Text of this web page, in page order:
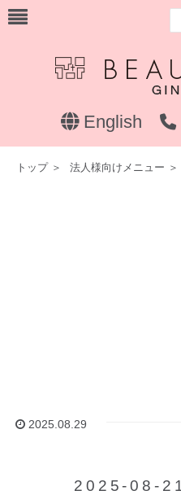
English
トップ＞ 法人様向けメニュー ＞
2025.08.29
2025-08-